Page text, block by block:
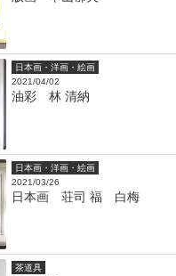
日本画・洋画・絵画
2021/04/02
油彩 林 清納
日本画・洋画・絵画
2021/03/26
日本画 荘司 福 白梅
茶道具